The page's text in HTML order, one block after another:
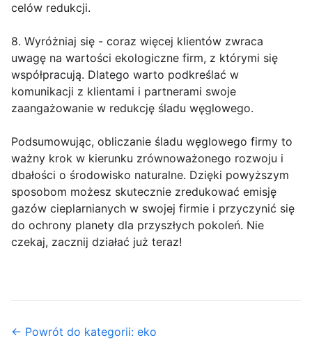
celów redukcji.
8. Wyróżniaj się - coraz więcej klientów zwraca
uwagę na wartości ekologiczne firm, z którymi się
współpracują. Dlatego warto podkreślać w
komunikacji z klientami i partnerami swoje
zaangażowanie w redukcję śladu węglowego.
Podsumowując, obliczanie śladu węglowego firmy to
ważny krok w kierunku zrównoważonego rozwoju i
dbałości o środowisko naturalne. Dzięki powyższym
sposobom możesz skutecznie zredukować emisję
gazów cieplarnianych w swojej firmie i przyczynić się
do ochrony planety dla przyszłych pokoleń. Nie
czekaj, zacznij działać już teraz!
← Powrót do kategorii: eko